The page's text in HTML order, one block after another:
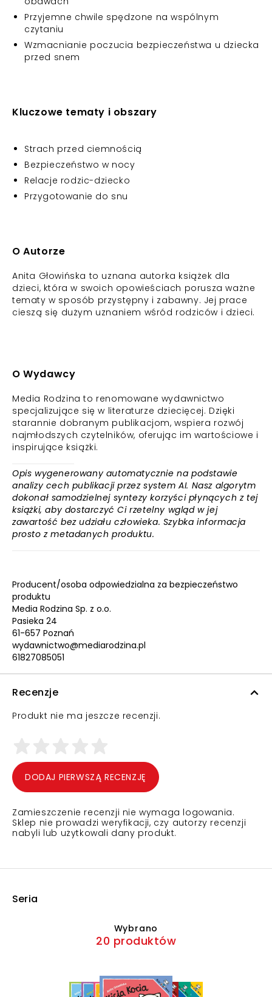
Przyjemne chwile spędzone na wspólnym
czytaniu
Wzmacnianie poczucia bezpieczeństwa u dziecka
przed snem
Kluczowe tematy i obszary
Strach przed ciemnością
Bezpieczeństwo w nocy
Relacje rodzic-dziecko
Przygotowanie do snu
O Autorze
Anita Głowińska to uznana autorka książek dla
dzieci, która w swoich opowieściach porusza ważne
tematy w sposób przystępny i zabawny. Jej prace
cieszą się dużym uznaniem wśród rodziców i dzieci.
O Wydawcy
Media Rodzina to renomowane wydawnictwo
specjalizujące się w literaturze dziecięcej. Dzięki
starannie dobranym publikacjom, wspiera rozwój
najmłodszych czytelników, oferując im wartościowe i
inspirujące książki.
Opis wygenerowany automatycznie na podstawie
analizy cech publikacji przez system AI. Nasz algorytm
dokonał samodzielnej syntezy korzyści płynących z tej
książki, aby dostarczyć Ci rzetelny wgląd w jej
zawartość bez udziału człowieka. Szybka informacja
prosto z metadanych produktu.
Producent/osoba odpowiedzialna za bezpieczeństwo
produktu
Media Rodzina Sp. z o.o.
Pasieka 24
61-657 Poznań
wydawnictwo@mediarodzina.pl
61827085051
Recenzje
Produkt nie ma jeszcze recenzji.
DODAJ PIERWSZĄ RECENZJĘ
Zamieszczenie recenzji nie wymaga logowania.
Sklep nie prowadzi weryfikacji, czy autorzy recenzji
nabyli lub użytkowali dany produkt.
Seria
Wybrano
20 produktów